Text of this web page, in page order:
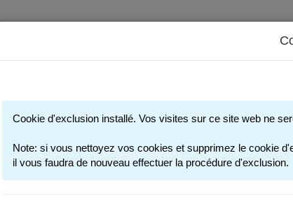
FAMILLE
scolaire - Accueils périscolaires -
Cookie d'exclusion installé. Vos visites sur ce site web ne
Note: si vous nettoyez vos cookies et supprimez le cookie
il vous faudra de nouveau effectuer la procédure d'exclusion.